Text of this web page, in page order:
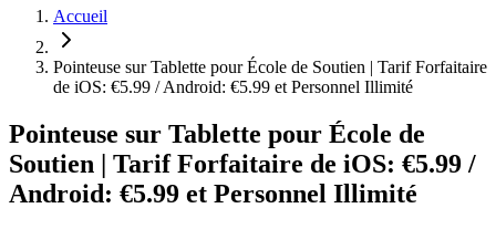
Accueil
Pointeuse sur Tablette pour École de Soutien | Tarif Forfaitaire
de iOS: €5.99 / Android: €5.99 et Personnel Illimité
Pointeuse sur Tablette pour École de
Soutien | Tarif Forfaitaire de iOS: €5.99 /
Android: €5.99 et Personnel Illimité